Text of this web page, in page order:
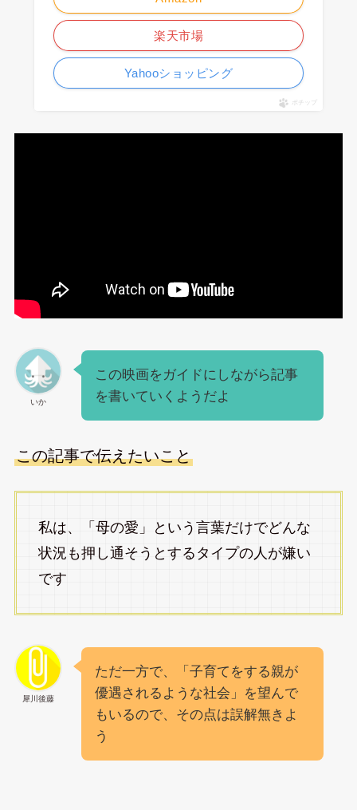
楽天市場
Yahooショッピング
ポチップ
いか
この映画をガイドにしながら記事
を書いていくようだよ
この記事で伝えたいこと
私は、「母の愛」という言葉だけでどんな
状況も押し通そうとするタイプの人が嫌い
です
犀川後藤
ただ一方で、「子育てをする親が
優遇されるような社会」を望んで
もいるので、その点は誤解無きよ
う